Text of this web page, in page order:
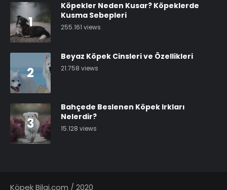
1
Köpekler Neden Kusar? Köpeklerde
Kusma Sebepleri
255.161 views
2
Beyaz Köpek Cinsleri ve Özellikleri
21.758 views
3
Bahçede Beslenen Köpek Irkları
Nelerdir?
15.128 views
Köpek Bilgi.com / 2020